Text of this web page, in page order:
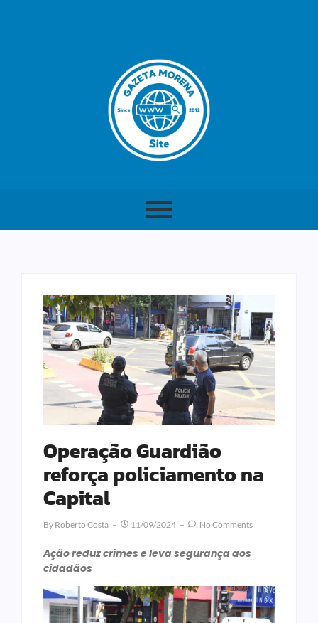
Operação Guardião
reforça policiamento na
Capital
By Roberto Costa 11/09/2024 No Comments
Ação reduz crimes e leva segurança aos
cidadãos